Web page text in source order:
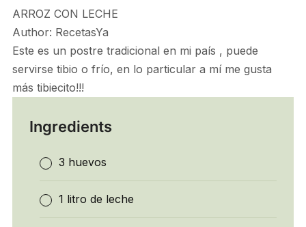
ARROZ CON LECHE
Author: RecetasYa
Este es un postre tradicional en mi país , puede
servirse tibio o frío, en lo particular a mí me gusta
más tibiecito!!!
Ingredients
3 huevos
1 litro de leche